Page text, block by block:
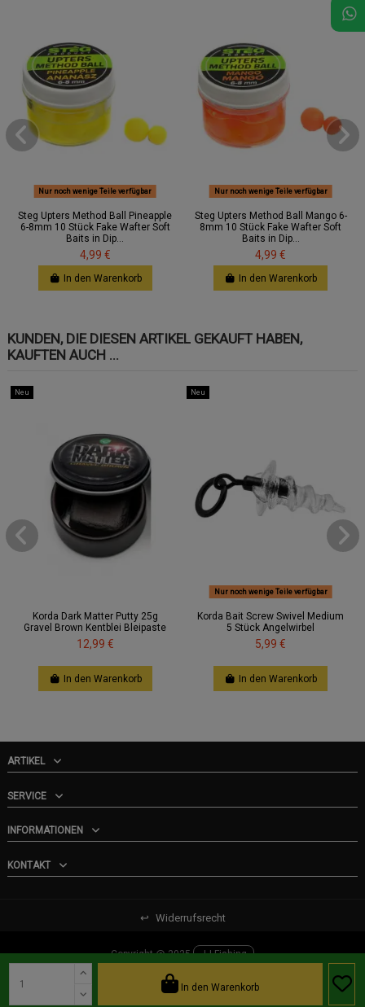
In den Warenkorb
Nur noch wenige Teile verfügbar
Steg Upters Method Ball Pineapple
6-8mm 10 Stück Fake Wafter Soft
Baits in Dip...
4,99 €
In den Warenkorb
Nur noch wenige Teile verfügbar
Steg Upters Method Ball Mango 6-
8mm 10 Stück Fake Wafter Soft
Baits in Dip...
4,99 €
In den Warenkorb
KUNDEN, DIE DIESEN ARTIKEL GEKAUFT HABEN,
KAUFTEN AUCH ...
Neu
Korda Dark Matter Putty 25g
Gravel Brown Kentblei Bleipaste
12,99 €
In den Warenkorb
Neu
Nur noch wenige Teile verfügbar
Korda Bait Screw Swivel Medium
5 Stück Angelwirbel
5,99 €
In den Warenkorb
ARTIKEL
SERVICE
INFORMATIONEN
KONTAKT
↩ Widerrufsrecht
Copyright @ 2025 JJ-Fishing